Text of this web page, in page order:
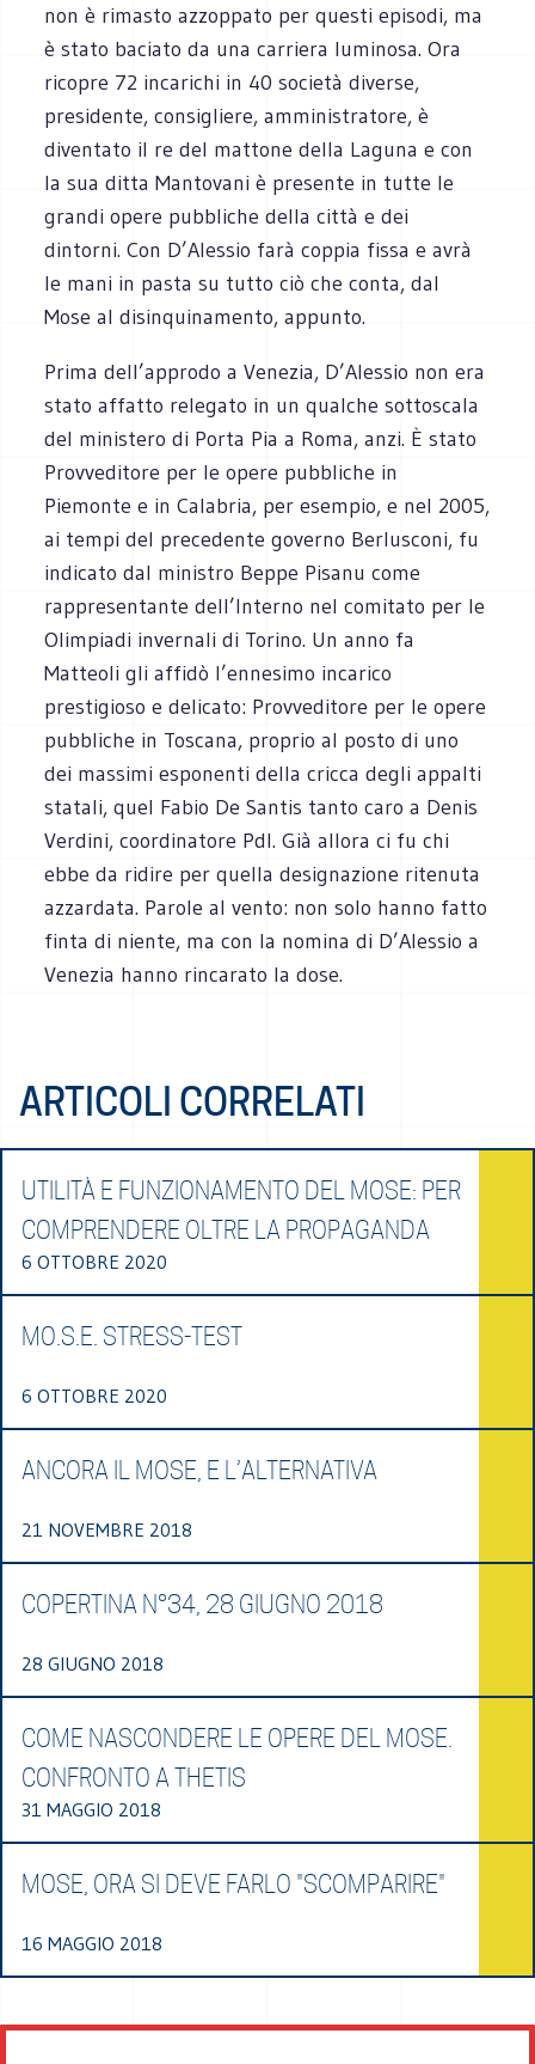
non è rimasto azzoppato per questi episodi, ma
è stato baciato da una carriera luminosa. Ora
ricopre 72 incarichi in 40 società diverse,
presidente, consigliere, amministratore, è
diventato il re del mattone della Laguna e con
la sua ditta Mantovani è presente in tutte le
grandi opere pubbliche della città e dei
dintorni. Con D’Alessio farà coppia fissa e avrà
le mani in pasta su tutto ciò che conta, dal
Mose al disinquinamento, appunto.
Prima dell’approdo a Venezia, D’Alessio non era
stato affatto relegato in un qualche sottoscala
del ministero di Porta Pia a Roma, anzi. È stato
Provveditore per le opere pubbliche in
Piemonte e in Calabria, per esempio, e nel 2005,
ai tempi del precedente governo Berlusconi, fu
indicato dal ministro Beppe Pisanu come
rappresentante dell’Interno nel comitato per le
Olimpiadi invernali di Torino. Un anno fa
Matteoli gli affidò l’ennesimo incarico
prestigioso e delicato: Provveditore per le opere
pubbliche in Toscana, proprio al posto di uno
dei massimi esponenti della cricca degli appalti
statali, quel Fabio De Santis tanto caro a Denis
Verdini, coordinatore Pdl. Già allora ci fu chi
ebbe da ridire per quella designazione ritenuta
azzardata. Parole al vento: non solo hanno fatto
finta di niente, ma con la nomina di D’Alessio a
Venezia hanno rincarato la dose.
ARTICOLI CORRELATI
UTILITÀ E FUNZIONAMENTO DEL MOSE: PER
COMPRENDERE OLTRE LA PROPAGANDA
6 OTTOBRE 2020
MO.S.E. STRESS-TEST
6 OTTOBRE 2020
ANCORA IL MOSE, E L’ALTERNATIVA
21 NOVEMBRE 2018
COPERTINA N°34, 28 GIUGNO 2018
28 GIUGNO 2018
COME NASCONDERE LE OPERE DEL MOSE.
CONFRONTO A THETIS
31 MAGGIO 2018
MOSE, ORA SI DEVE FARLO "SCOMPARIRE"
16 MAGGIO 2018